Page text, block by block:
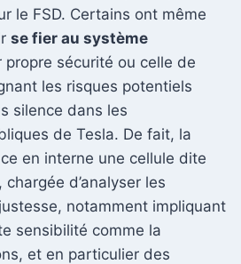
le FSD. Certains ont même
se fier au système
propre sécurité ou celle de
les risques potentiels
silence dans les
de Tesla. De fait, la
en interne une cellule dite
d’analyser les
notamment impliquant
sensibilité comme la
et en particulier des